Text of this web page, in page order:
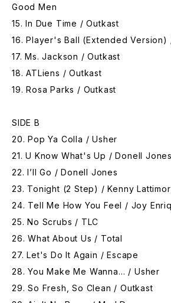
Good Men
15. In Due Time / Outkast
16. Player's Ball (Extended Version)
17. Ms. Jackson / Outkast
18. ATLiens / Outkast
19. Rosa Parks / Outkast
SIDE B
20. Pop Ya Colla / Usher
21. U Know What's Up / Donell Jones
22. I’ll Go / Donell Jones
23. Tonight (2 Step) / Kenny
24. Tell Me How You Feel / Joy
25. No Scrubs / TLC
26. What About Us / Total
27. Let's Do It Again / Escape
28. You Make Me Wanna… / Usher
29. So Fresh, So Clean / Outkast